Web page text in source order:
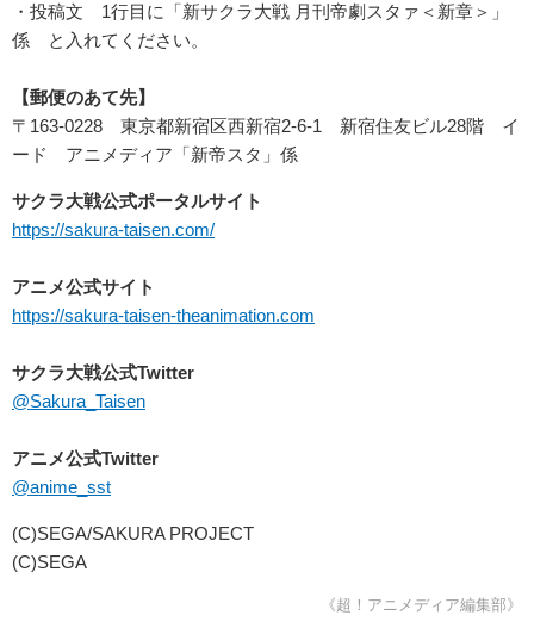
・投稿文 1行目に「新サクラ大戦 月刊帝劇スタァ＜新章＞」
係 と入れてください。
【郵便のあて先】
〒163-0228 東京都新宿区西新宿2-6-1 新宿住友ビル28階 イ
ード アニメディア「新帝スタ」係
サクラ大戦公式ポータルサイト
https://sakura-taisen.com/
アニメ公式サイト
https://sakura-taisen-theanimation.com
サクラ大戦公式Twitter
@Sakura_Taisen
アニメ公式Twitter
@anime_sst
(C)SEGA/SAKURA PROJECT
(C)SEGA
《超！アニメディア編集部》